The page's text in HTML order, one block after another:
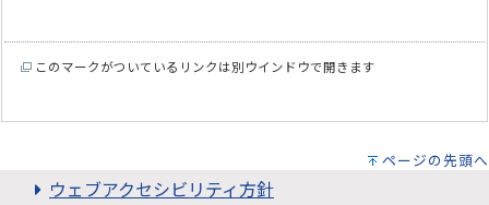
このマークがついているリンクは別ウインドウで開きます
ページの先頭へ
ウェブアクセシビリティ方針